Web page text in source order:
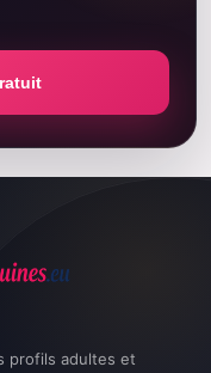
profils adultes et